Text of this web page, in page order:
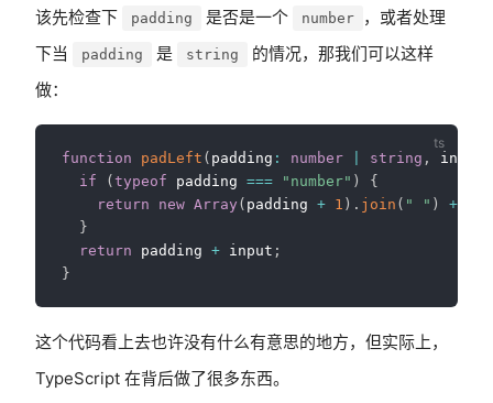
该先检查下
padding 是否是一个 number
，或者处理
下当
padding 是 string
的情况，那我们可以这样
做：
function padLeft ( padding : number string , input
if
(typeof padding === "number" )
{
return
new Array ( padding + 1 ) . join ( " " ) +
}
return padding + input ;
}
这个代码看上去也许没有什么有意思的地方，但实际上，
TypeScript 在背后做了很多东西。